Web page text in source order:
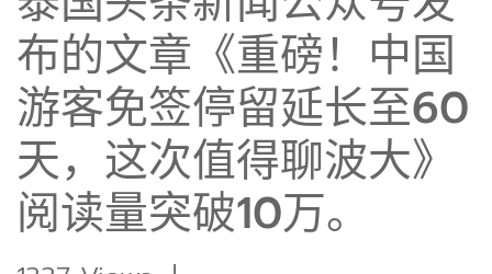
布的文章《重磅！中国
游客免签停留延长至60
天，这次值得聊波大》
阅读量突破10万。